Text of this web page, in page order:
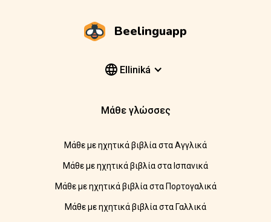
Beelinguapp
Elliniká
Μάθε γλώσσες
Μάθε με ηχητικά βιβλία στα Αγγλικά
Μάθε με ηχητικά βιβλία στα Ισπανικά
Μάθε με ηχητικά βιβλία στα Πορτογαλικά
Μάθε με ηχητικά βιβλία στα Γαλλικά